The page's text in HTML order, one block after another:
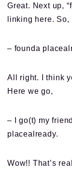
Great. Next up,
linking here. So,
– founda
All right. I think
Here we go,
– I go(t) my
placealready.
Wow!! That’s